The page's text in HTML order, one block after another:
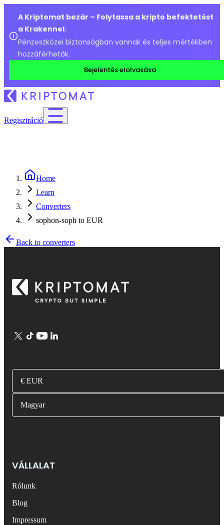
A Kriptomat bezár – Folytassa a kripto befektetést
a Krakennel.
Pénzeszközei biztonságban vannak és teljes mértékben
hozzáférhetők.
Bejelentés elolvasása
Regisztráció
Home
Learn
Converters
sophon-soph to EUR
Back to converters
€ EUR
Magyar
VÁLLALAT
Rólunk
Blog
Impressum